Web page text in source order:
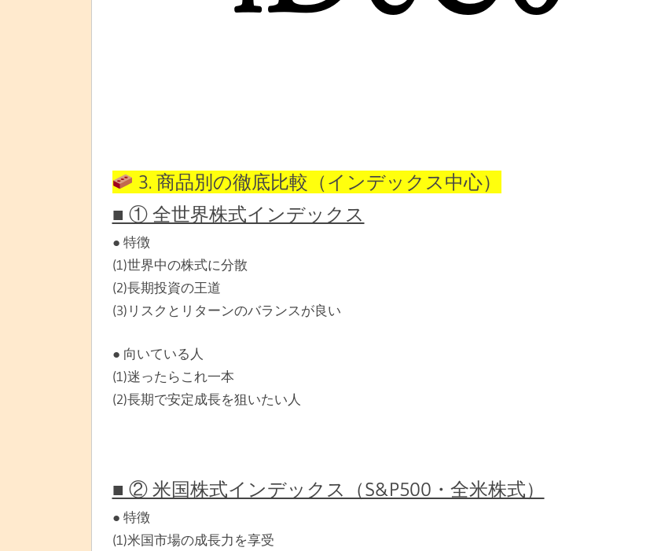
3. 商品別の徹底比較（インデックス中心）
■ ① 全世界株式インデックス
● 特徴
(1)世界中の株式に分散
(2)長期投資の王道
(3)リスクとリターンのバランスが良い
● 向いている人
(1)迷ったらこれ一本
(2)長期で安定成長を狙いたい人
■ ② 米国株式インデックス（S&P500・全米株式）
● 特徴
(1)米国市場の成長力を享受